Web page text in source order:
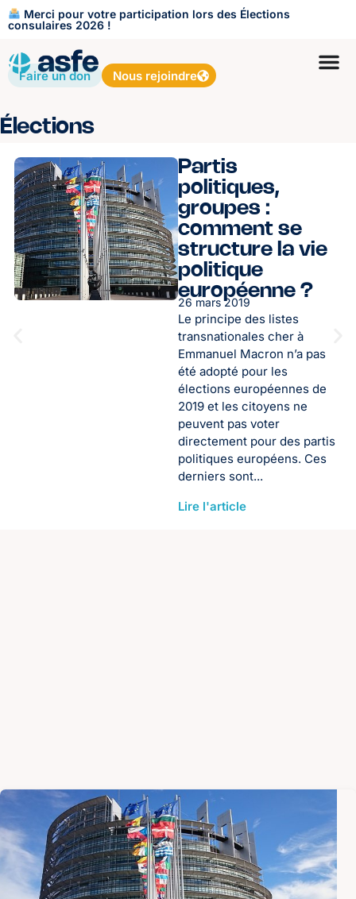
Merci pour votre participation lors des Élections
consulaires 2026 !
Faire un don Nous rejoindre
Élections
Partis
politiques,
groupes :
comment se
structure la vie
politique
européenne ?
26 mars 2019
Le principe des listes
transnationales cher à
Emmanuel Macron n’a pas
été adopté pour les
élections européennes de
2019 et les citoyens ne
peuvent pas voter
directement pour des partis
politiques européens. Ces
derniers sont...
Lire l'article